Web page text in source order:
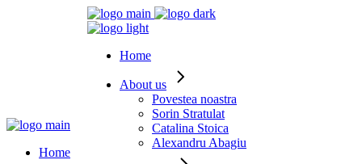
Home
About us
Povestea noastra
Sorin Stratulat
Catalina Stoica
Alexandru Abagiu
Home